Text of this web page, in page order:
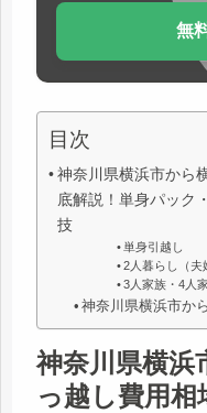
無
目次
神奈川県横浜市から
底解説！単身パック
技
単身引越し
2人暮らし（夫
3人家族・4人
神奈川県横浜市か
神奈川県横浜
っ越し費用相